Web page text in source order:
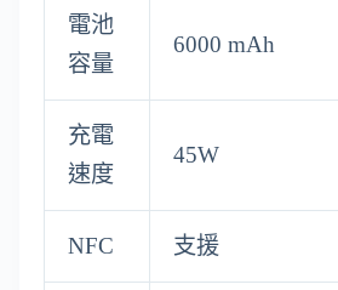
電池
容量
6000 mAh
充電
速度
45W
NFC 支援